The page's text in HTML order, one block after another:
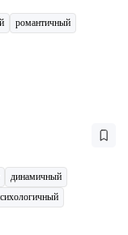
романтичный
динамичный